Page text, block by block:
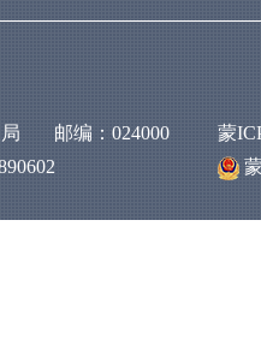
局 邮编：024000
蒙